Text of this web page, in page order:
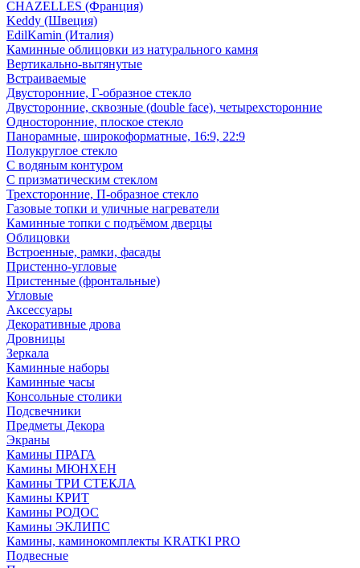
CHAZELLES (Франция)
Keddy (Швеция)
EdilKamin (Италия)
Каминные облицовки из натурального камня
Вертикально-вытянутые
Встраиваемые
Двусторонние, Г-образное стекло
Двусторонние, сквозные (double face), четырехсторонние
Односторонние, плоское стекло
Панорамные, широкоформатные, 16:9, 22:9
Полукруглое стекло
С водяным контуром
С призматическим стеклом
Трехсторонние, П-образное стекло
Газовые топки и уличные нагреватели
Каминные топки с подъёмом дверцы
Облицовки
Встроенные, рамки, фасады
Пристенно-угловые
Пристенные (фронтальные)
Угловые
Аксессуары
Декоративные дрова
Дровницы
Зеркала
Каминные наборы
Каминные часы
Консольные столики
Подсвечники
Предметы Декора
Экраны
Камины ПРАГА
Камины МЮНХЕН
Камины ТРИ СТЕКЛА
Камины КРИТ
Камины РОДОС
Камины ЭКЛИПС
Камины, каминокомплекты KRATKI PRO
Подвесные